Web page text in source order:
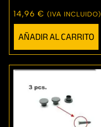
14,96 € (IVA INCLUIDO)
AÑADIR AL CARRITO